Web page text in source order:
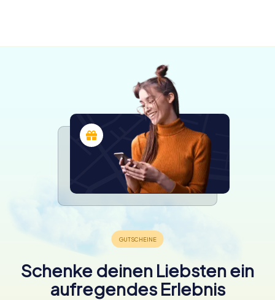
Schenke deinen Liebsten ein
aufregendes Erlebnis